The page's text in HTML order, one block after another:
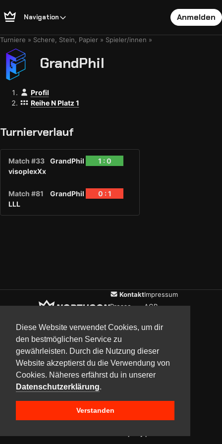
Diese Website verwendet Cookies, um dir
den bestmöglichen Service zu
gewährleisten. Durch die Nutzung dieser
Website akzeptierst du die Verwendung von
Cookies. Näheres erfährst du in unserer
Datenschutzerklärung.
Verstanden
Navigation Anmelden
Turniere Schere, Stein, Papier Spieler/innen
GrandPhil
Profil
Reihe N Platz 1
Turnierverlauf
Match #33 GrandPhil
1 : 0
visoplexXx
Match #81 GrandPhil
0 : 1
LLL
Kontakt
Presse
Impressum
AGB
UpdatesCommunityMedia